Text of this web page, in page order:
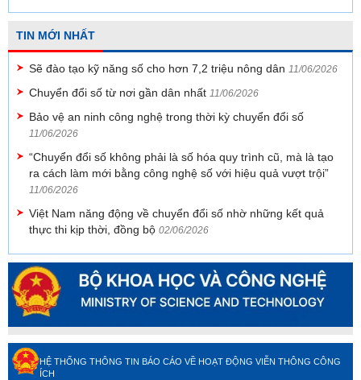
TIN MỚI NHẤT
Sẽ đào tạo kỹ năng số cho hơn 7,2 triệu nông dân 11/06/2026
Chuyển đổi số từ nơi gần dân nhất 11/06/2026
Bảo vệ an ninh công nghệ trong thời kỳ chuyển đổi số
11/06/2026
“Chuyển đổi số không phải là số hóa quy trình cũ, mà là tạo
ra cách làm mới bằng công nghệ số với hiệu quả vượt trội”
11/06/2026
Việt Nam năng động về chuyển đổi số nhờ những kết quả
thực thi kịp thời, đồng bộ 02/06/2026
HỆ THỐNG THÔNG TIN BÁO CÁO VỀ HOẠT ĐỘNG VIỄN THÔNG CÔNG
ÍCH